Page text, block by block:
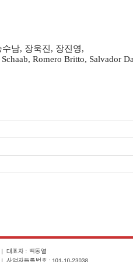
남, 장욱진, 장진영,
Romero Britto, Salvador